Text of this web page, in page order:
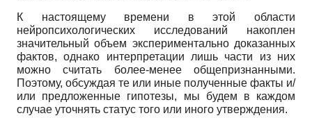
К настоящему времени в этой области
нейропсихологических исследований накоплен
значительный объем экспериментально доказанных
фактов, однако интерпретации лишь части из них
можно считать более-менее общепризнанными.
Поэтому, обсуждая те или иные полученные факты и/
или предложенные гипотезы, мы будем в каждом
случае уточнять статус того или иного утверждения.